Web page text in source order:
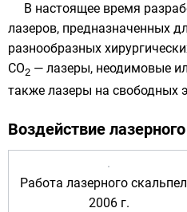
В настоящее время
лазеров, предназначенных
разнообразных
CO2 — лазеры, неодимовые
также лазеры на свободных
Воздействие
Работа лазерного
2006 г.